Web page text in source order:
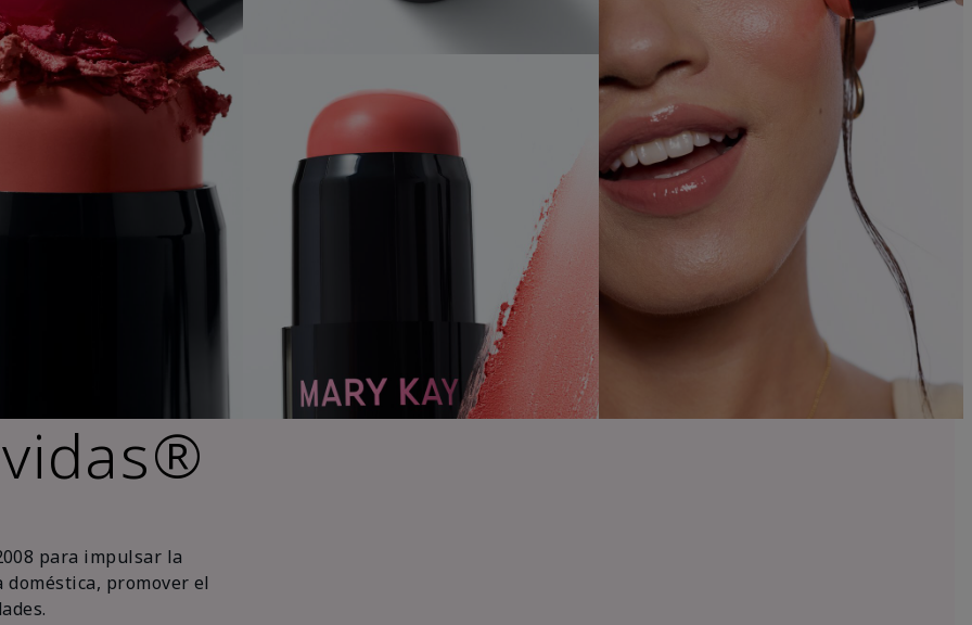
para impulsar la
promover el